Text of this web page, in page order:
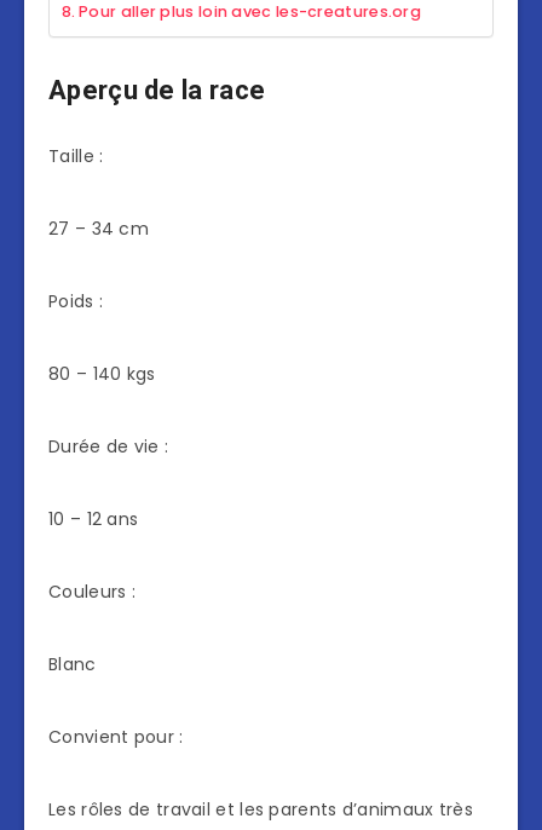
Pour aller plus loin avec les-creatures.org
Aperçu de la race
Taille :
27 – 34 cm
Poids :
80 – 140 kgs
Durée de vie :
10 – 12 ans
Couleurs :
Blanc
Convient pour :
Les rôles de travail et les parents d’animaux très